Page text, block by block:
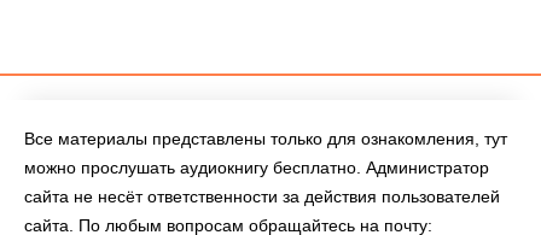
Все материалы представлены только для ознакомления, тут
можно прослушать аудиокнигу бесплатно. Администратор
сайта не несёт ответственности за действия пользователей
сайта. По любым вопросам обращайтесь на почту: